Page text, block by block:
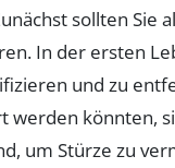
sollten Sie
In der ersten
und zu
werden könnten,
um Stürze zu